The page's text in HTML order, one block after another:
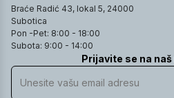
Braće Radić 43, lokal 5, 24000
Subotica
Pon -Pet: 8:00 - 18:00
Subota: 9:00 - 14:00
Prijavite se na